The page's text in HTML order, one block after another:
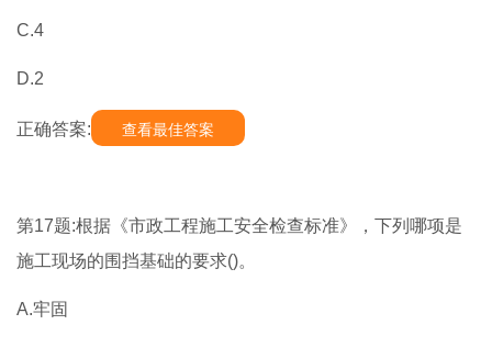
C.4
D.2
正确答案: 查看最佳答案
第17题:根据《市政工程施工安全检查标准》，下列哪项是
施工现场的围挡基础的要求()。
A.牢固